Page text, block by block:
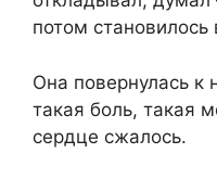
потом
Она повернулась к
такая боль, такая
сердце сжалось.